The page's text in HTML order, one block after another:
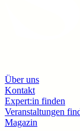
Über uns
Kontakt
Expert:in finden
Veranstaltungen
Magazin